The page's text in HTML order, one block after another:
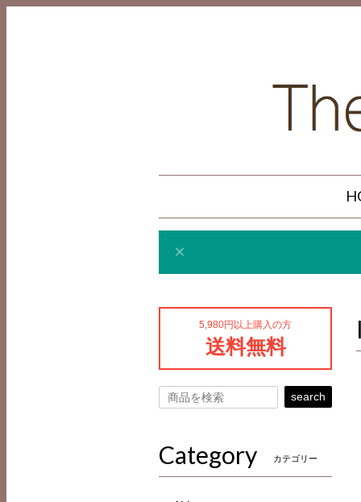
5,980円以上購入の方
送料無料
search
Category カテゴリー